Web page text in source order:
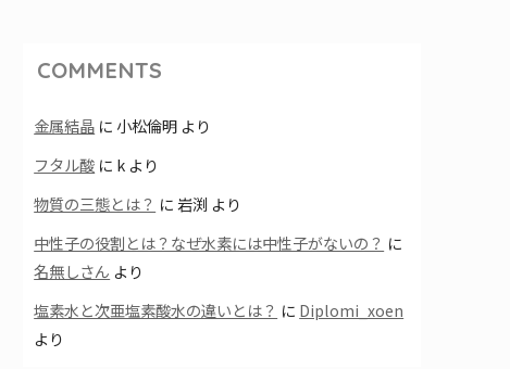
COMMENTS
金属結晶 に 小松倫明 より
フタル酸 に k より
物質の三態とは？ に岩渕 より
中性子の役割とは？なぜ水素には中性子がないの？ に
名無しさん より
塩素水と次亜塩素酸水の違いとは？ に Diplomi_xoen
より